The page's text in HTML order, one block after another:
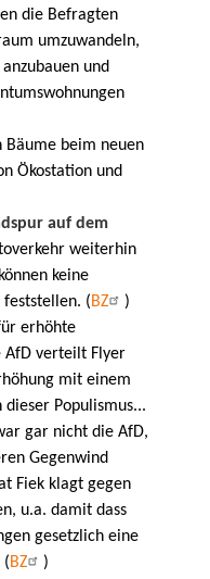
die Befragten
umzuwandeln,
und
Bäume beim neuen
Ökostation und
auf dem
weiterhin
keine
feststellen. (BZ
)
erhöhte
AfD verteilt Flyer
mit einem
dieser Populismus...
gar nicht die AfD,
Gegenwind
Fiek klagt gegen
u.a. damit dass
gesetzlich eine
(BZ
)